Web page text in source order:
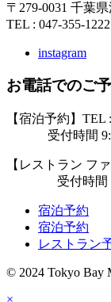
〒279-0031 千葉
TEL : 047-355-
instagram
お電話でのご
【宿泊予約】TEL :
受付時間
【レストラン フ
受付時間
宿泊予約
宿泊予約
レストラン
© 2024 Tokyo Bay
×